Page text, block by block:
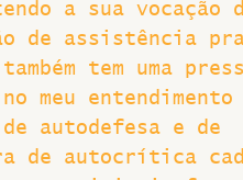
a sua vocação
de assistência
tem uma
meu entendimento
autodefesa e de
de autocrítica